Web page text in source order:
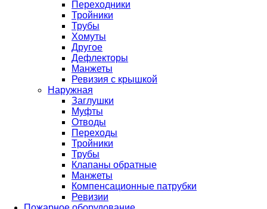
Переходники
Тройники
Трубы
Хомуты
Другое
Дефлекторы
Манжеты
Ревизия с крышкой
Наружная
Заглушки
Муфты
Отводы
Переходы
Тройники
Трубы
Клапаны обратные
Манжеты
Компенсационные патрубки
Ревизии